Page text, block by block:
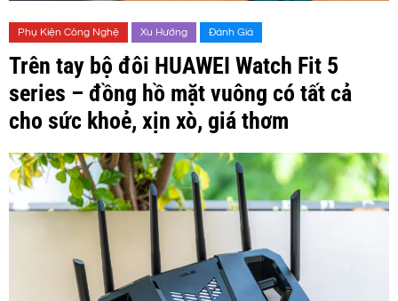
Phụ Kiện Công Nghệ Xu Hướng Đánh Giá
Trên tay bộ đôi HUAWEI Watch Fit 5
series – đồng hồ mặt vuông có tất cả
cho sức khoẻ, xịn xò, giá thơm